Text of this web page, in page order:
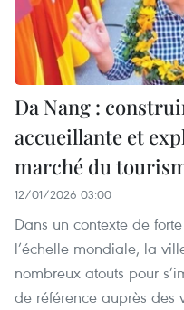
Da Nang :
accueillante et
marché du
12/01/2026 03:00
Dans un contexte de
l’échelle mondiale, la
nombreux atouts pour
de référence auprès des